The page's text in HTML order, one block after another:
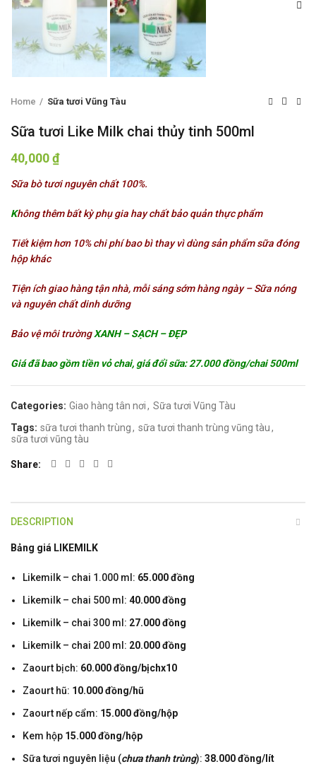
Home Sữa tươi Vũng Tàu
Sữa tươi Like Milk chai thủy tinh 500ml
40,000₫
Sữa bò tươi nguyên chất 100%.
Không thêm bất kỳ phụ gia hay chất bảo quản thực phẩm
Tiết kiệm hơn 10% chi phí bao bì thay vì dùng sản phẩm sữa đóng
hộp khác
Tiện ích giao hàng tận nhà, mỗi sáng sớm hàng ngày – Sữa nóng
và nguyên chất dinh dưỡng
Bảo vệ môi trườngXANH – SẠCH – ĐẸP
Giá đã bao gồm tiền vỏ chai, giá đổi sữa: 27.000 đồng/chai 500ml
Categories: Giao hàng tân nơi, Sữa tươi Vũng Tàu
Tags: sữa tươi thanh trùng, sữa tươi thanh trùng vũng tàu,
sữa tươi vũng tàu
Share
DESCRIPTION
Bảng giá LIKEMILK
Likemilk – chai 1.000 ml: 65.000 đồng
Likemilk – chai 500 ml: 40.000 đồng
Likemilk – chai 300 ml: 27.000 đồng
Likemilk – chai 200 ml: 20.000 đồng
Zaourt bịch: 60.000 đồng/bịchx10
Zaourt hũ: 10.000 đồng/hũ
Zaourt nếp cẩm: 15.000 đồng/hộp
Kem hộp 15.000 đồng/hộp
Sữa tươi nguyên liệu (chưa thanh trùng): 38.000 đồng/lít